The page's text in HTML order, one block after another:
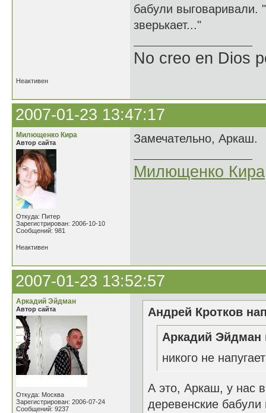
бабули
зверькает..."
No creo en Dios
Неактивен
2007-01-23 13:47:17
Милющенко Кира
Автор сайта
Откуда: Питер
Зарегистрирован: 2006-10-10
Сообщений: 981
Замечательно, Аркаш.
Милющенко Кира
Неактивен
2007-01-23 13:52:57
Аркадий Эйдман
Автор сайта
Откуда: Москва
Зарегистрирован: 2006-07-24
Сообщений: 9237
Андрей Кротков
Аркадий Эйдман
никого не
А это, Аркаш, у нас
деревенские